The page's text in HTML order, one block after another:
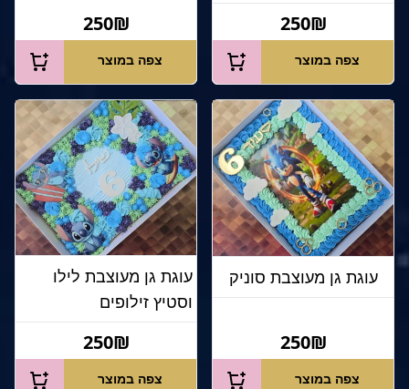
250₪
צפה במוצר
250₪
צפה במוצר
עוגת גן מעוצבת סוניק
250₪
צפה במוצר
עוגת גן מעוצבת לילו
וסטיץ זילופים
250₪
צפה במוצר